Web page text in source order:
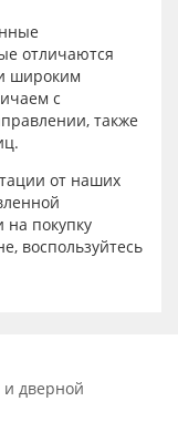
отличаются
широким
с
также
от наших
на покупку
воспользуйтесь
и дверной